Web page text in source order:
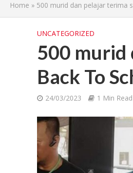
Home » 500 murid dan pelajar terima
UNCATEGORIZED
500 murid
Back To
24/03/2023 1 Min Read